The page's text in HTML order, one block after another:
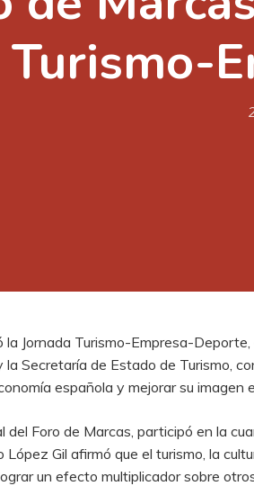
Turismo-
Jornada Turismo-Empresa-
Secretaría de Estado de Turismo,
española y mejorar su
del Foro de Marcas, participó en la
López Gil afirmó que el turismo, la
un efecto multiplicador sobre